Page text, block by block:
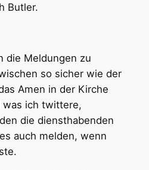
Butler.
die Meldungen zu
so sicher wie der
Amen in der Kirche
was ich twittere,
die diensthabenden
auch melden, wenn